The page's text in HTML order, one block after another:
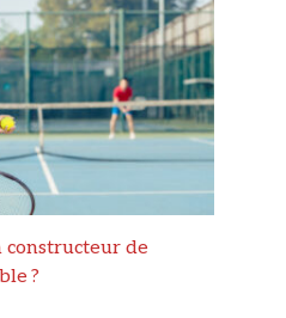
constructeur de
?